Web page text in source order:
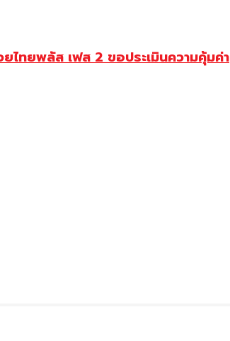
ไทยพลัส เฟส 2 ขอประเมินความคุ้มค่า